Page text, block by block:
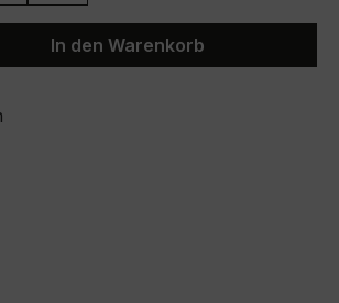
den gewünschten Wert
In den Warenkorb